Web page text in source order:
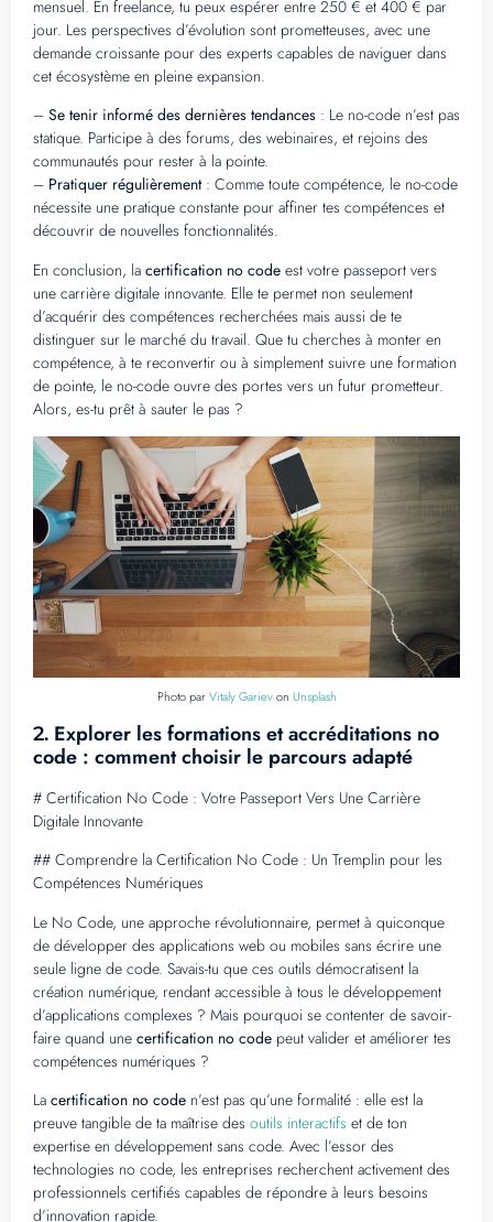
mensuel. En freelance, tu peux espérer entre 250 € et 400 € par
jour. Les perspectives d’évolution sont prometteuses, avec une
demande croissante pour des experts capables de naviguer dans
cet écosystème en pleine expansion.
– Se tenir informé des dernières tendances : Le no-code n’est pas
statique. Participe à des forums, des webinaires, et rejoins des
communautés pour rester à la pointe.
– Pratiquer régulièrement: Comme toute compétence, le no-code
nécessite une pratique constante pour affiner tes compétences et
découvrir de nouvelles fonctionnalités.
En conclusion, la certification no code est votre passeport vers
une carrière digitale innovante. Elle te permet non seulement
d’acquérir des compétences recherchées mais aussi de te
distinguer sur le marché du travail. Que tu cherches à monter en
compétence, à te reconvertir ou à simplement suivre une formation
de pointe, le no-code ouvre des portes vers un futur prometteur.
Alors, es-tu prêt à sauter le pas ?
Photo parVitaly Garievon Unsplash
2. Explorer les formations et accréditations no
code : comment choisir le parcours adapté
# Certification No Code : Votre Passeport Vers Une Carrière
Digitale Innovante
## Comprendre la Certification No Code : Un Tremplin pour les
Compétences Numériques
Le No Code, une approche révolutionnaire, permet à quiconque
de développer des applications web ou mobiles sans écrire une
seule ligne de code. Savais-tu que ces outils démocratisent la
création numérique, rendant accessible à tous le développement
d’applications complexes ? Mais pourquoi se contenter de savoir-
faire quand une certification no code peut valider et améliorer tes
compétences numériques ?
La certification no code n’est pas qu’une formalité : elle est la
preuve tangible de ta maîtrise des outils interactifs et de ton
expertise en développement sans code. Avec l’essor des
technologies no code, les entreprises recherchent activement des
professionnels certifiés capables de répondre à leurs besoins
d’innovation rapide.